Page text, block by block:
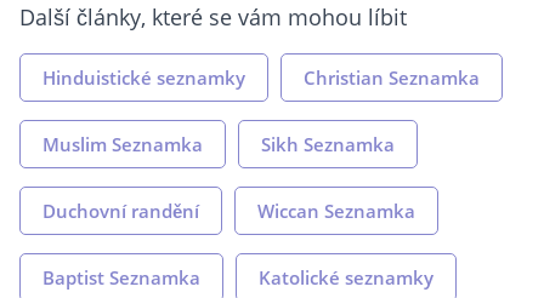
Další články, které se vám mohou líbit
Hinduistické seznamky Christian Seznamka
Muslim Seznamka Sikh Seznamka
Duchovní randění Wiccan Seznamka
Baptist Seznamka Katolické seznamky